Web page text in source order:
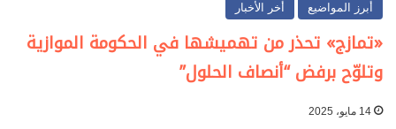
أبرز المواضيع أخر الأخبار
«تمازج» تحذر من تهميشها في الحكومة الموازية
وتلوّح برفض “أنصاف الحلول”
14 مايو، 2025